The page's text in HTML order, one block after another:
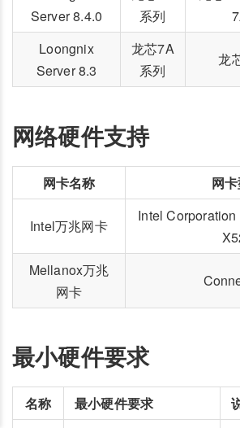
Server 8.4.0
系列
Loongnix
Server 8.3
龙芯7A
系列
龙
网络硬件支持
网卡名称 网
Intel万兆网卡
Intel
Mellanox万兆
网卡
最小硬件要求
名称 最小硬件要求